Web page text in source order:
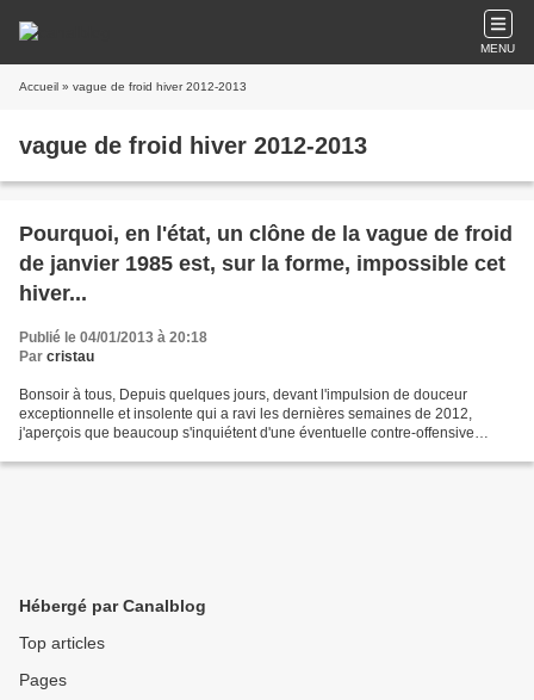
MENU
Accueil » vague de froid hiver 2012-2013
vague de froid hiver 2012-2013
Pourquoi, en l'état, un clône de la vague de froid
de janvier 1985 est, sur la forme, impossible cet
hiver...
Publié le 04/01/2013 à 20:18
Par cristau
Bonsoir à tous, Depuis quelques jours, devant l'impulsion de douceur
exceptionnelle et insolente qui a ravi les dernières semaines de 2012,
j'aperçois que beaucoup s'inquiétent d'une éventuelle contre-offensive
Hébergé par Canalblog
Top articles
Pages